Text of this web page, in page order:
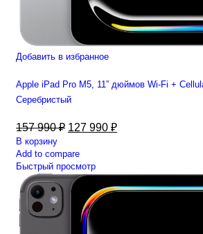
Добавить в избранное
Apple iPad Pro M5, 11” дюймов Wi-Fi +
Серебристый
157 990₽ 127 990 ₽
В корзину
Add to compare
Быстрый просмотр